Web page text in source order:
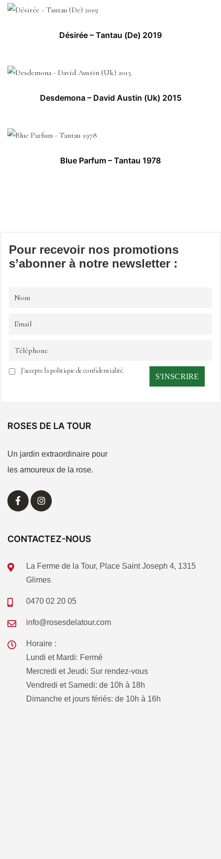
Désirée – Tantau (De) 2019
Desdemona – David Austin (Uk) 2015
Blue Parfum – Tantau 1978
Pour recevoir nos promotions
s’abonner à notre newsletter :
J'accepte la politique de confidentialité.
ROSES DE LA TOUR
Un jardin extraordinaire pour
les amoureux de la rose.
CONTACTEZ-NOUS
La Ferme de la Tour, Place Saint Joseph 4, 1315
Glimes
0470 02 20 05
info@rosesdelatour.com
Horaire :
Lundi et Mardi: Fermé
Mercredi et Jeudi: Sur rendez-vous
Vendredi et Samedi: de 10h à 18h
Dimanche et jours fériés: de 10h à 16h